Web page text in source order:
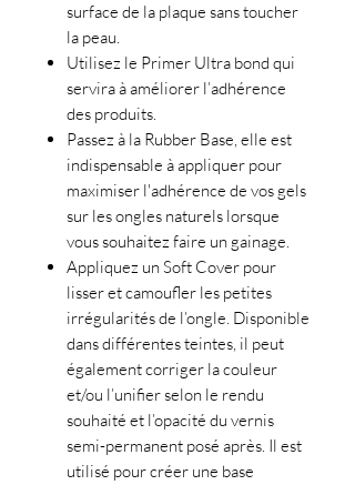
surface de la plaque sans toucher
la peau.
Utilisez le Primer Ultra bond qui
servira à améliorer l’adhérence
des produits.
Passez à la Rubber Base, elle est
indispensable à appliquer pour
maximiser l'adhérence de vos gels
sur les ongles naturels lorsque
vous souhaitez faire un gainage.
Appliquez un Soft Cover pour
lisser et camoufler les petites
irrégularités de l’ongle. Disponible
dans différentes teintes, il peut
également corriger la couleur
et/ou l’unifier selon le rendu
souhaité et l’opacité du vernis
semi-permanent posé après. Il est
utilisé pour créer une base